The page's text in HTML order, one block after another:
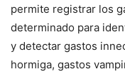
permite registrar los
determinado para
y detectar gastos
hormiga, gastos